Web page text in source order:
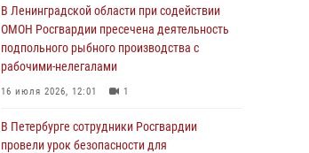
В Красносельском районе наряд Росгвардии
задержал правонарушителя, угрожавшего 17-
летнему подростку травматическим оружием
06 августа 2026, 13:39
оперативно задержали хулигана,
стрелявшего из пускового устройства рядом
В Ленинградской области при содействии
ОМОН Росгвардии пресечена деятельность
подпольного рыбного производства с
рабочими-нелегалами
16 июля 2026, 12:01 1
В Петербурге сотрудники Росгвардии
провели урок безопасности для